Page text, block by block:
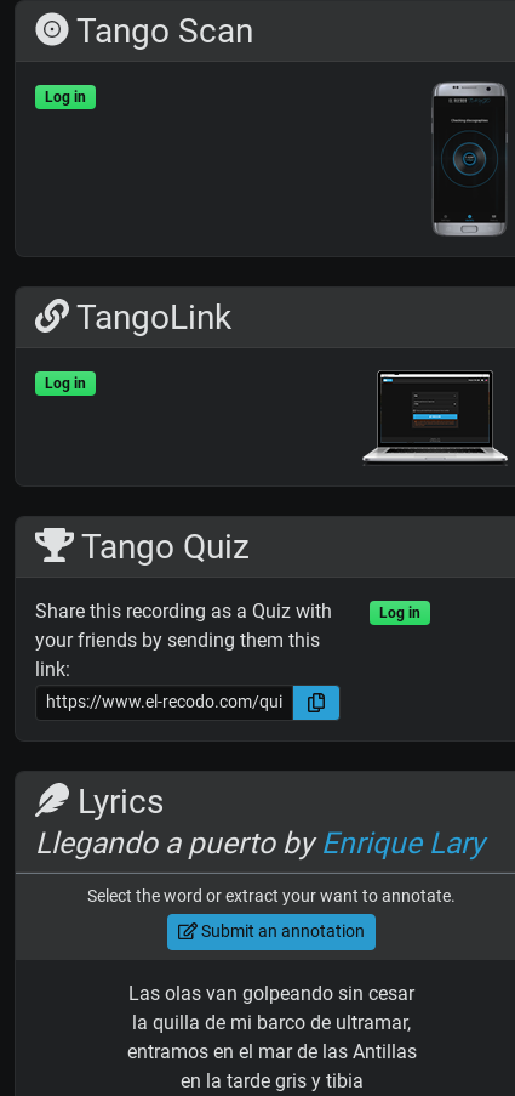
Tango Scan
Log in
TangoLink
Log in
Tango Quiz
Share this recording as a Quiz with
your friends by sending them this
link:
Log in
Lyrics
Llegando a puerto byEnrique Lary
Select the word or extract your want to annotate.
Submit an annotation
Las olas van golpeando sin cesar
la quilla de mi barco de ultramar,
entramos en el mar de las Antillas
en la tarde gris y tibia